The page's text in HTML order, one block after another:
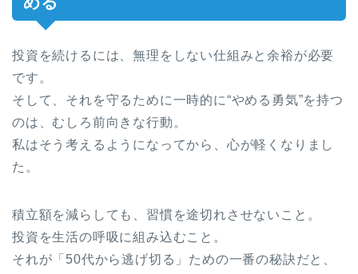
投資を続けるには、無理をしない仕組みと余裕が必要
です。
そして、それを守るために一時的に“やめる勇気”を持つ
のは、むしろ前向きな行動。
私はそう考えるようになってから、心が軽くなりまし
た。
積立額を減らしても、習慣を途切れさせないこと。
投資を生活の呼吸に組み込むこと。
それが「50代から逃げ切る」ための一番の秘訣だと、